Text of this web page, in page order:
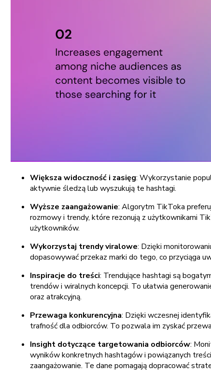
Większa widoczność i zasięg: Wykorzystanie
aktywnie śledzą lub wyszukują te hashtagi.
Wyższe zaangażowanie: Algorytm TikToka
rozmowy i trendy, które rezonują z użytkownikami
użytkowników.
Wykorzystaj trendy viralowe: Dzięki
dopasowywać przekaz marki do tego, co przyciąga
Inspiracje do treści: Trendujące hashtagi są
trendów i wiralnych koncepcji. To ułatwia
oraz atrakcyjną.
Przewaga konkurencyjna: Dzięki wczesnej
trafność dla odbiorców. To pozwala im zyskać
Insight dotyczące targetowania odbiorców:
wyników konkretnych hashtagów i powiązanych
zaangażowanie. Te dane pomagają dopracować